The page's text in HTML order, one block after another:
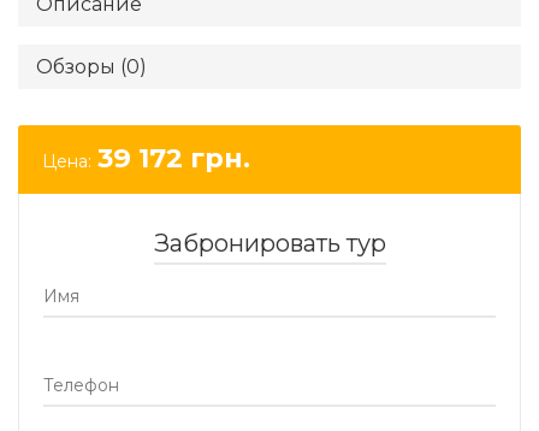
Обзоры (0)
Цена: 39 172 грн.
Забронировать тур